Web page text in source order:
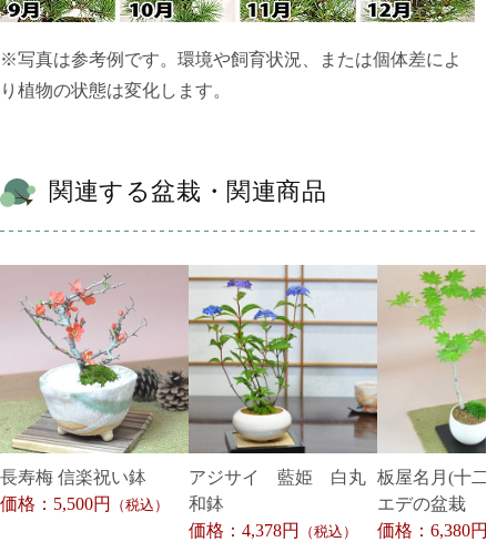
※写真は参考例です。環境や飼育状況、または個体差によ
り植物の状態は変化します。
関連する盆栽・関連商品
長寿梅 信楽祝い鉢
価格：5,500円
（税込）
アジサイ 藍姫 白丸
和鉢
価格：4,378円
（税込）
板屋名月(十
エデの盆栽
価格：6,380円